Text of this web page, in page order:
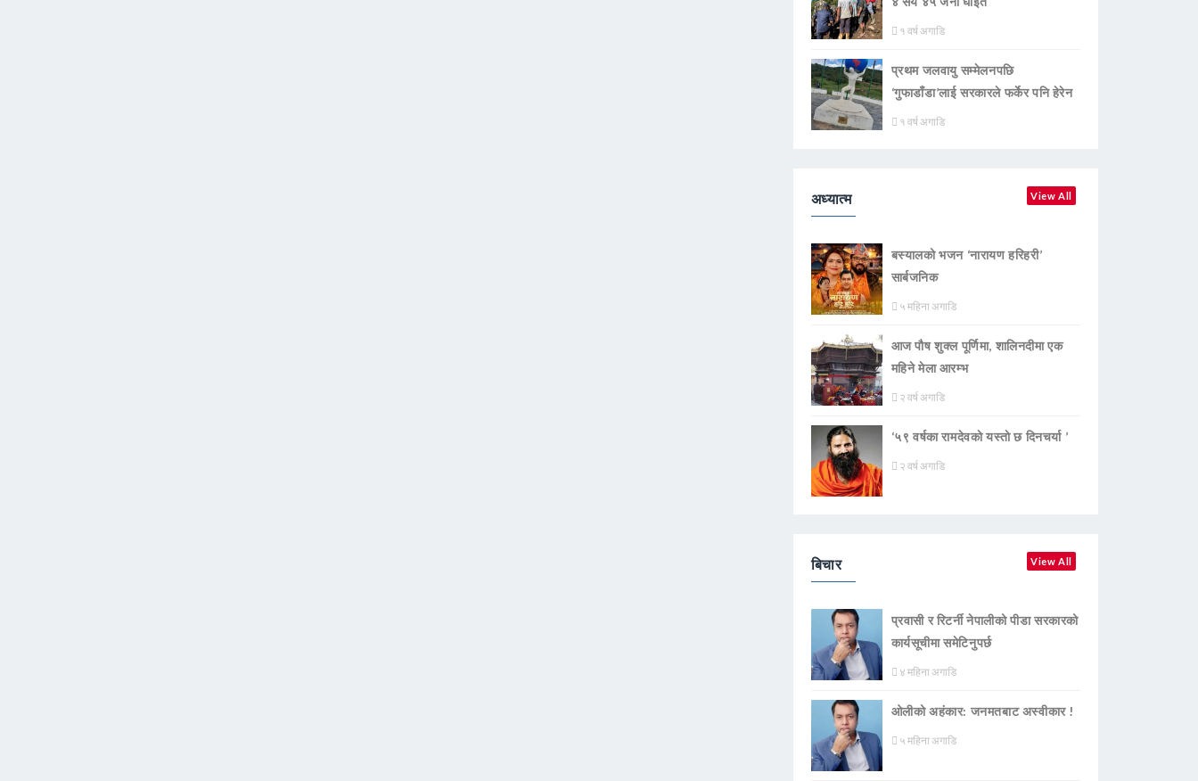
१ वर्ष अगाडि
प्रथम जलवायु सम्मेलनपछि
‘गुफाडाँडा’लाई सरकारले फर्केर पनि हेरेन
१ वर्ष अगाडि
अध्यात्म View All
बस्यालको भजन ‘नारायण हरिहरी’
सार्बजनिक
५ महिना अगाडि
आज पौष शुक्ल पूर्णिमा, शालिनदीमा एक
महिने मेला आरम्भ
२ वर्ष अगाडि
‘५९ वर्षका रामदेवकाे यस्ताे छ दिनचर्या ’
२ वर्ष अगाडि
बिचार View All
प्रवासी र रिटर्नी नेपालीको पीडा सरकारको
कार्यसूचीमा समेटिनुपर्छ
४ महिना अगाडि
ओलीको अहंकार: जनमतबाट अस्वीकार !
५ महिना अगाडि